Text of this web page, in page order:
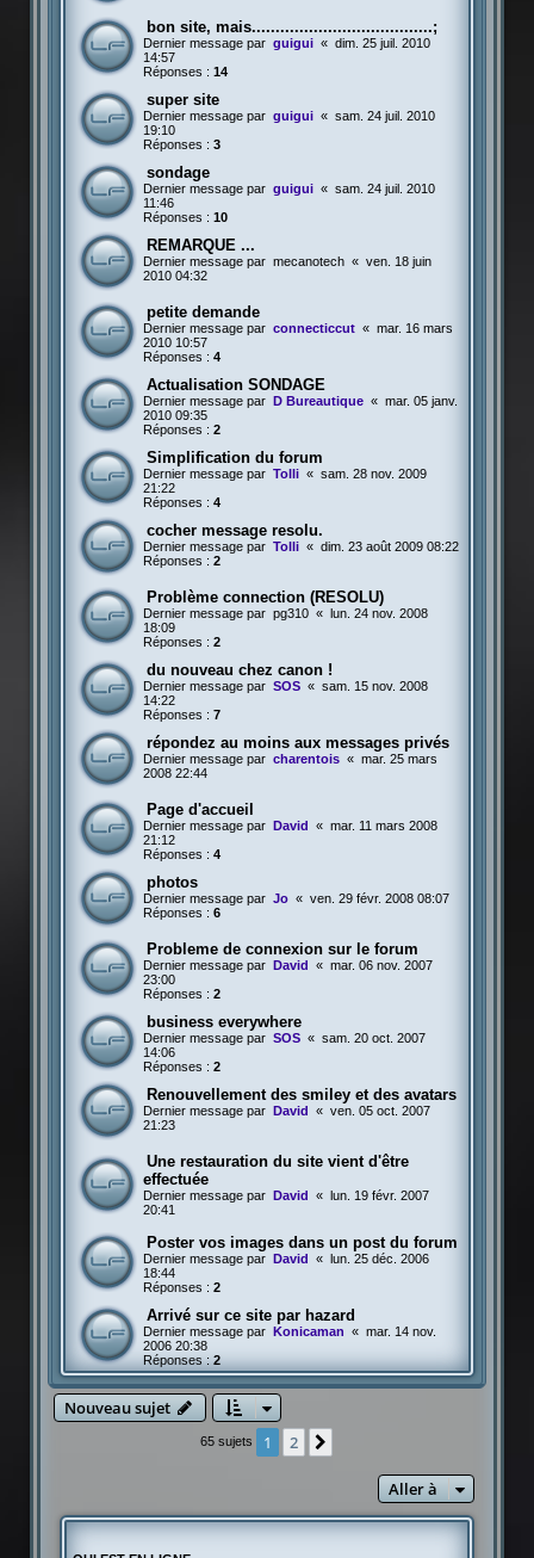
bon site, mais......................................;
Dernier message par guigui « dim. 25 juil. 2010
14:57
Réponses : 14
super site
Dernier message par guigui « sam. 24 juil. 2010
19:10
Réponses : 3
sondage
Dernier message par guigui « sam. 24 juil. 2010
11:46
Réponses : 10
REMARQUE ...
Dernier message par mecanotech « ven. 18 juin
2010 04:32
petite demande
Dernier message par connecticcut « mar. 16 mars
2010 10:57
Réponses : 4
Actualisation SONDAGE
Dernier message par D Bureautique « mar. 05 janv.
2010 09:35
Réponses : 2
Simplification du forum
Dernier message par Tolli « sam. 28 nov. 2009
21:22
Réponses : 4
cocher message resolu.
Dernier message par Tolli « dim. 23 août 2009 08:22
Réponses : 2
Problème connection (RESOLU)
Dernier message par pg310 «
lun. 24 nov. 2008
18:09
Réponses : 2
du nouveau chez canon !
Dernier message par SOS « sam. 15 nov. 2008
14:22
Réponses : 7
répondez au moins aux messages privés
Dernier message par charentois « mar. 25 mars
2008 22:44
Page d'accueil
Dernier message par David « mar. 11 mars 2008
21:12
Réponses : 4
photos
Dernier message par Jo « ven. 29 févr. 2008 08:07
Réponses : 6
Probleme de connexion sur le forum
Dernier message par David « mar. 06 nov. 2007
23:00
Réponses : 2
business everywhere
Dernier message par SOS « sam. 20 oct. 2007
14:06
Réponses : 2
Renouvellement des smiley et des avatars
Dernier message par David « ven. 05 oct. 2007
21:23
Une restauration du site vient d'être
effectuée
Dernier message par David «
lun. 19 févr. 2007
20:41
Poster vos images dans un post du forum
Dernier message par David «
lun. 25 déc. 2006
18:44
Réponses : 2
Arrivé sur ce site par hazard
Dernier message par Konicaman « mar. 14 nov.
2006 20:38
Réponses : 2
Nouveau sujet
65 sujets 1 2
Aller à